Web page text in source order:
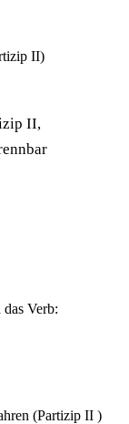
II)
II,
Verb:
(Partizip II )